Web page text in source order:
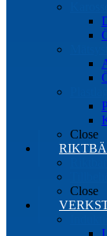
Close
Close